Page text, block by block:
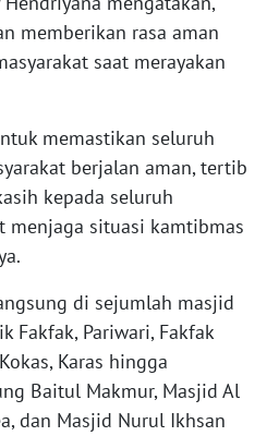
memberikan rasa aman
saat merayakan
memastikan seluruh
berjalan aman, tertib
kepada seluruh
menjaga situasi kamtibmas
di sejumlah masjid
Fakfak, Pariwari, Fakfak
Karas hingga
Baitul Makmur, Masjid Al
dan Masjid Nurul Ikhsan